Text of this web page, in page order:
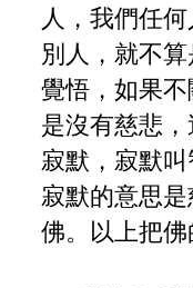
人，我們任
別人，就不
覺悟，如果
是沒有慈悲
寂默，寂默
寂默的意思
佛。以上把